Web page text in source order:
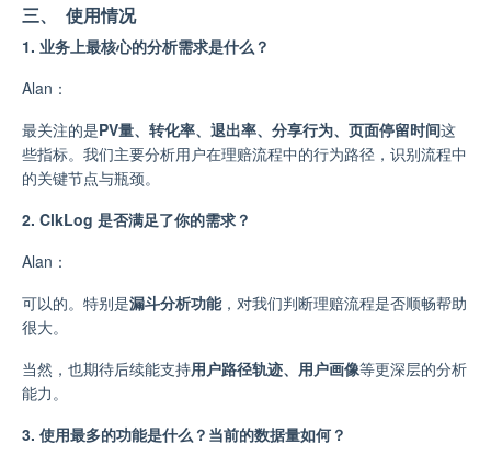
三、 使用情况
1. 业务上最核心的分析需求是什么？
Alan：
最关注的是PV量、转化率、退出率、分享行为、页面停留时间这
些指标。我们主要分析用户在理赔流程中的行为路径，识别流程中
的关键节点与瓶颈。
2. ClkLog 是否满足了你的需求？
Alan：
可以的。特别是漏斗分析功能，对我们判断理赔流程是否顺畅帮助
很大。
当然，也期待后续能支持用户路径轨迹、用户画像等更深层的分析
能力。
3. 使用最多的功能是什么？当前的数据量如何？